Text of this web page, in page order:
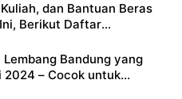
Kuliah, dan Bantuan Beras
Berikut Daftar
Bandung yang
2024 – Cocok untuk